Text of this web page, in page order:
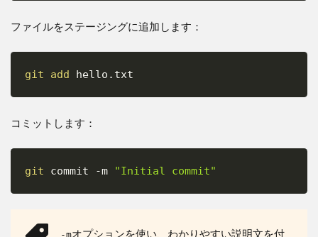
（GitHub
3.3.3
ロー
Flow）
3.4
ブラ
戦略
イン
ファイルをステージングに追加します：
git add hello.txt
コミットします：
git commit -m "Initial commit"
-mオプションを使い、わかりやすい説明文を付